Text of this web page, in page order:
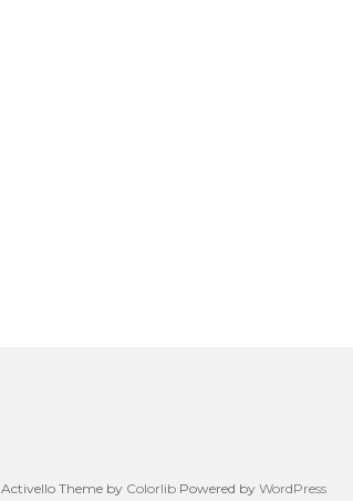
Activello Theme by Colorlib Powered by WordPress